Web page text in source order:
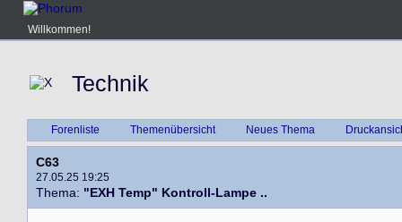
Willkommen!
Technik
Forenliste Themenübersicht Neues Thema
C63
27.05.25 19:25
Thema: "EXH Temp" Kontroll-Lampe ..